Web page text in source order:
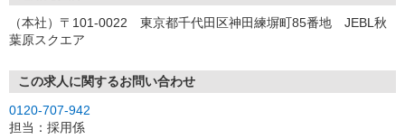
【来場登録（目安1時間30分）】
▼Step2 全国にあるお仕事の中から、あなたにピッタリのお仕事を
ご案内
▼Step3 就業前に職場見学で気になる事はしっかりチェック！
（本社）〒101-0022 東京都千代田区神田練塀町85番地 JEBL秋
葉原スクエア
この求人に関するお問い合わせ
0120-707-942
担当：採用係